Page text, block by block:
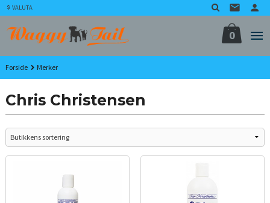
Gå
til
innholdet
VALUTA
0
Forside Merker
Chris Christensen